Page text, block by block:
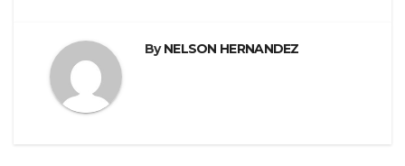
ByNELSON HERNANDEZ